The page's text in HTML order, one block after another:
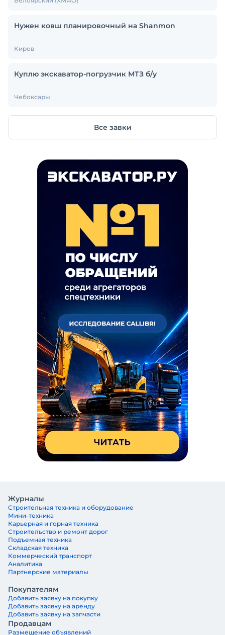
Нужен ковш планировочный на Shanmon
Киров
Куплю экскаватор-погрузчик МТЗ б/у
Чебоксары
Все завки
Журналы
Строительная техника и оборудование
Мини-техника
Карьерная и горная техника
Строительство и ремонт дорог
Подъемная техника
Складская техника
Коммерческий транспорт
Аналитика
Партнерские материалы
Покупателям
Добавить заявку на покупку
Добавить заявку на аренду
Добавить заявку на запчасти
Продавцам
Размещение объявлений